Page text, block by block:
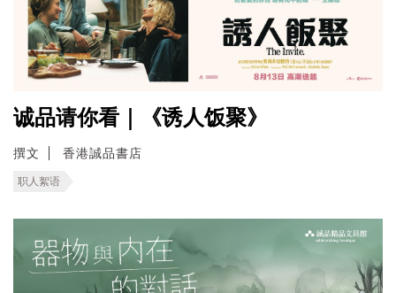
诚品请你看｜《诱人饭聚》
撰文 香港誠品書店
职人絮语